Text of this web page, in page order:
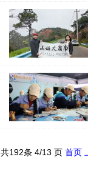
共192条 4/13 页 首页